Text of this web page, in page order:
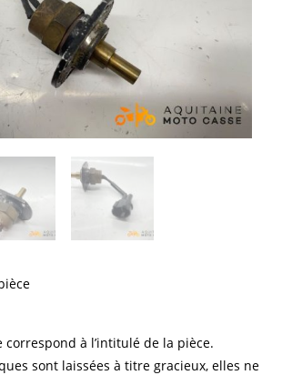
correspond à l’intitulé de la pièce.
sont laissées à titre gracieux, elles ne